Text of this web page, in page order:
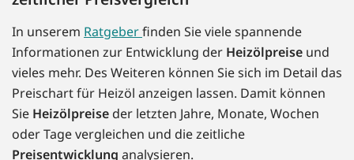
In unserem Ratgeberfinden Sie viele spannende
Informationen zur Entwicklung der Heizölpreise und
vieles mehr. Des Weiteren können Sie sich im Detail das
Preischart für Heizöl anzeigen lassen. Damit können
Sie Heizölpreise der letzten Jahre, Monate, Wochen
oder Tage vergleichen und die zeitliche
Preisentwicklung analysieren.